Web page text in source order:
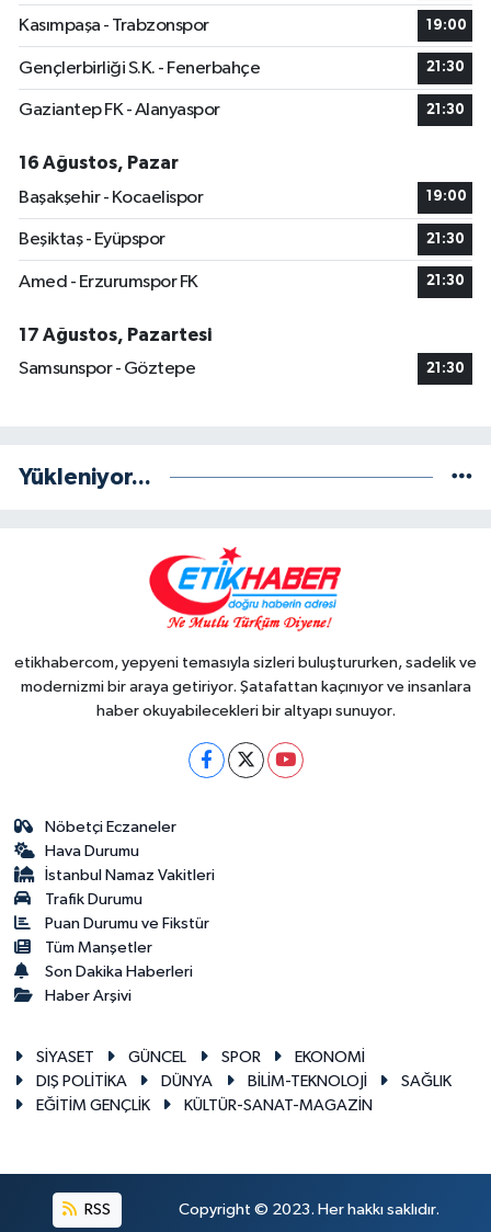
Kasımpaşa - Trabzonspor 19:00
Gençlerbirliği S.K. - Fenerbahçe 21:30
Gaziantep FK - Alanyaspor 21:30
16 Ağustos, Pazar
Başakşehir - Kocaelispor
19:00
Beşiktaş - Eyüpspor 21:30
Amed - Erzurumspor FK 21:30
17 Ağustos, Pazartesi
Samsunspor - Göztepe
21:30
Yükleniyor...
etikhabercom, yepyeni temasıyla sizleri buluştururken, sadelik ve
modernizmi bir araya getiriyor. Şatafattan kaçınıyor ve insanlara
haber okuyabilecekleri bir altyapı sunuyor.
Nöbetçi Eczaneler
Hava Durumu
İstanbul Namaz Vakitleri
Trafik Durumu
Puan Durumu ve Fikstür
Tüm Manşetler
Son Dakika Haberleri
Haber Arşivi
SİYASET GÜNCEL SPOR
EKONOMİ
DIŞ POLİTİKA
DÜNYA BİLİM-TEKNOLOJİ
SAĞLIK
EĞİTİM GENÇLİK
KÜLTÜR-SANAT-MAGAZİN
RSS Copyright © 2023. Her hakkı saklıdır.